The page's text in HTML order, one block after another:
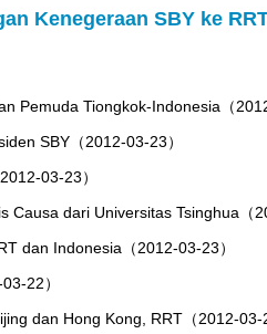
Kenegeraan SBY ke
Pemuda Tiongkok-Indonesia（
SBY（2012-03-23）
03-23）
Causa dari Universitas Tsinghua（
dan Indonesia（2012-03-23）
22）
dan Hong Kong, RRT（2012-03-